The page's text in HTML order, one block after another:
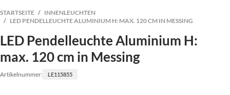
STARTSEITE
INNENLEUCHTEN
LED PENDELLEUCHTE ALUMINIUM H: MAX. 120 CM IN MESSING
LED Pendelleuchte Aluminium H:
max. 120 cm in Messing
Artikelnummer: LE115855